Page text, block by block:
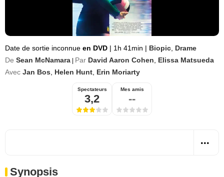
Date de sortie inconnue en DVD | 1h 41min | Biopic Drame
De Sean McNamara Par David Aaron Cohen
Elissa Matsueda
Avec Jan Bos Helen Hunt Erin Moriarty
Spectateurs
3,2
Mes amis
--
Synopsis